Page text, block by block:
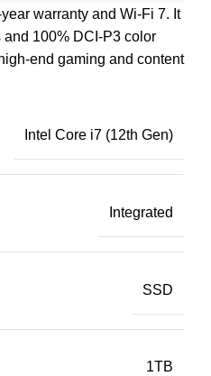
warranty and Wi-Fi 7. It
100% DCI-P3 color
end gaming and content
Intel Core i7 (12th Gen)
Integrated
SSD
1TB